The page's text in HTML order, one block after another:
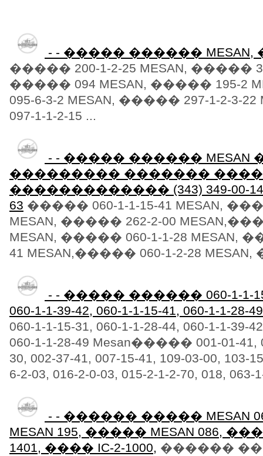
- - ����� ������ MESAN,
����� 200-1-2-25 MESAN, �����
����� 094 MESAN, ����� 195-2
095-6-3-2 MESAN, ����� 297-1-2-3-
097-1-1-2-15 ...
- - ����� ������ MESAN
��������� �������
������������� (343) 349-00-14/
63 ����� 060-1-1-15-41 MESAN,
MESAN, ����� 262-2-00
MESAN, ����� 060-1-1-28 MESAN,
41 MESAN,����� 060-1-2-28
- - ����� ������ 060-1-1-15-
060-1-1-39-42, 060-1-1-15-41, 060-1-1-28-
060-1-1-15-31, 060-1-1-28-44, 060-1-1-39-
060-1-1-28-49 Mesan����� 001-01-41,
30, 002-37-41, 007-15-41, 109-03-00,
6-2-03, 016-2-0-03, 015-2-1-2-70, 018, 063-
- - ������ ����� MESAN
MESAN 195, ����� MESAN 086,
1401, ���� IC-2-1000, ������